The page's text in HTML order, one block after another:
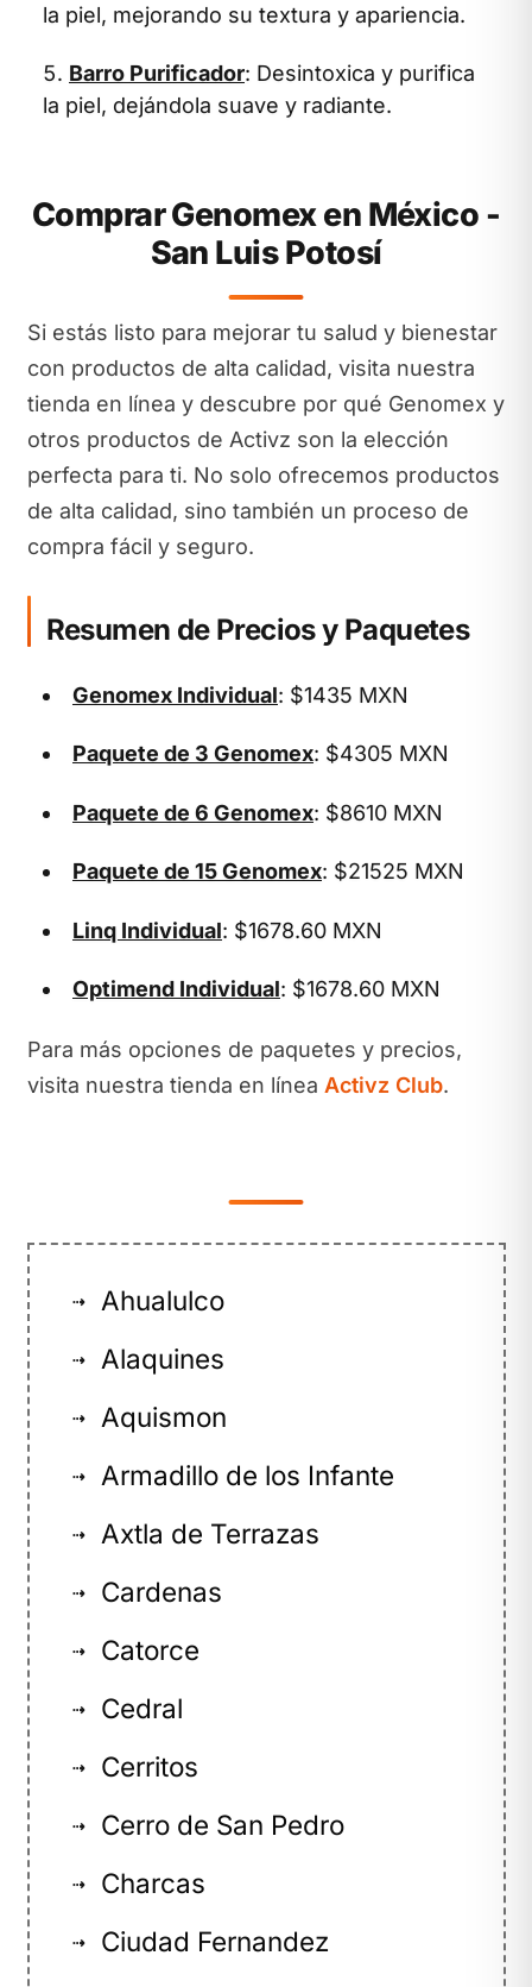
la piel, mejorando su textura y apariencia.
Barro Purificador: Desintoxica y purifica
la piel, dejándola suave y radiante.
Comprar Genomex en México -
San Luis Potosí
Si estás listo para mejorar tu salud y bienestar
con productos de alta calidad, visita nuestra
tienda en línea y descubre por qué Genomex y
otros productos de Activz son la elección
perfecta para ti. No solo ofrecemos productos
de alta calidad, sino también un proceso de
compra fácil y seguro.
Resumen de Precios y Paquetes
Genomex Individual: $1435 MXN
Paquete de 3 Genomex: $4305 MXN
Paquete de 6 Genomex: $8610 MXN
Paquete de 15 Genomex: $21525 MXN
Linq Individual: $1678.60 MXN
Optimend Individual: $1678.60 MXN
Para más opciones de paquetes y precios,
visita nuestra tienda en línea Activz Club.
⇢ Ahualulco
⇢ Alaquines
⇢ Aquismon
⇢ Armadillo de los Infante
⇢ Axtla de Terrazas
⇢ Cardenas
⇢ Catorce
⇢ Cedral
⇢ Cerritos
⇢ Cerro de San Pedro
⇢ Charcas
⇢
Ciudad Fernandez